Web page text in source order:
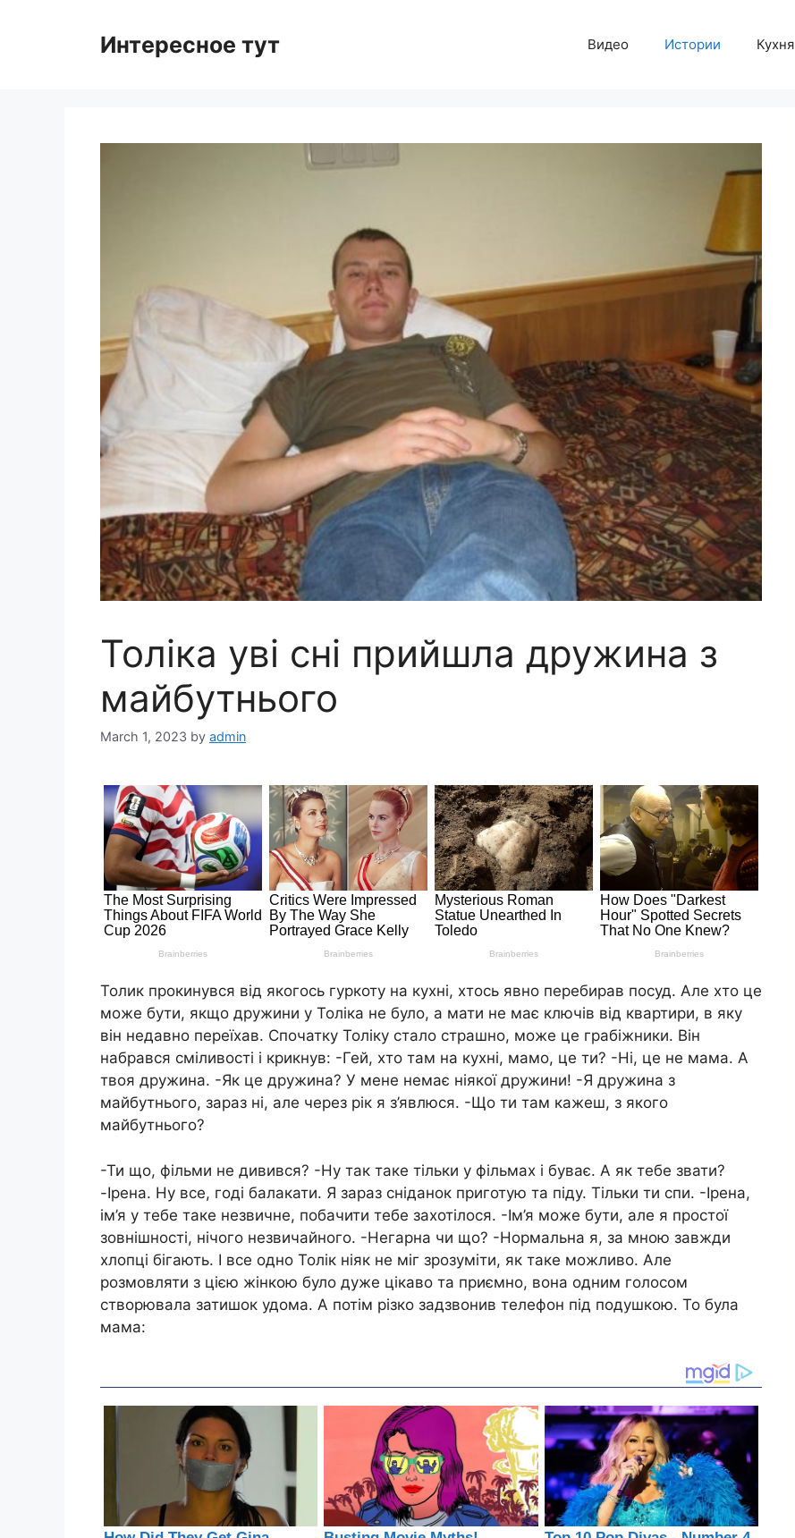
Интересное тут Видео Истории Кухня
Толіка уві сні прийшла дружина з
майбутнього
March 1, 2023 by admin
Толик прокинувся від якогось гуркоту на кухні, хтось явно перебирав посуд. Але хто це
може бути, якщо дружини у Толіка не було, а мати не має ключів від квартири, в яку
він недавно переїхав. Спочатку Толіку стало страшно, може це грабiжники. Він
набрався сміливості і крикнув: -Гей, хто там на кухні, мамо, це ти? -Ні, це не мама. А
твоя дружина. -Як це дружина? У мене немає ніякої дружини! -Я дружина з
майбутнього, зараз ні, але через рік я з’явлюся. -Що ти там кажеш, з якого
майбутнього?
-Ти що, фільми не дивився? -Ну так таке тільки у фільмах і буває. А як тебе звати?
-Ірена. Ну все, годі балакати. Я зараз сніданок приготую та піду. Тільки ти спи. -Ірена,
ім’я у тебе таке незвичне, побачити тебе захотілося. -Ім’я може бути, але я простої
зовнішності, нічого незвичайного. -Негарна чи що? -Нормальна я, за мною завжди
хлопці бігають. І все одно Толік ніяк не міг зрозуміти, як таке можливо. Але
розмовляти з цією жінкою було дуже цікаво та приємно, вона одним голосом
створювала затишок удома. А потім різко задзвонив телефон під подушкою. То була
мама: